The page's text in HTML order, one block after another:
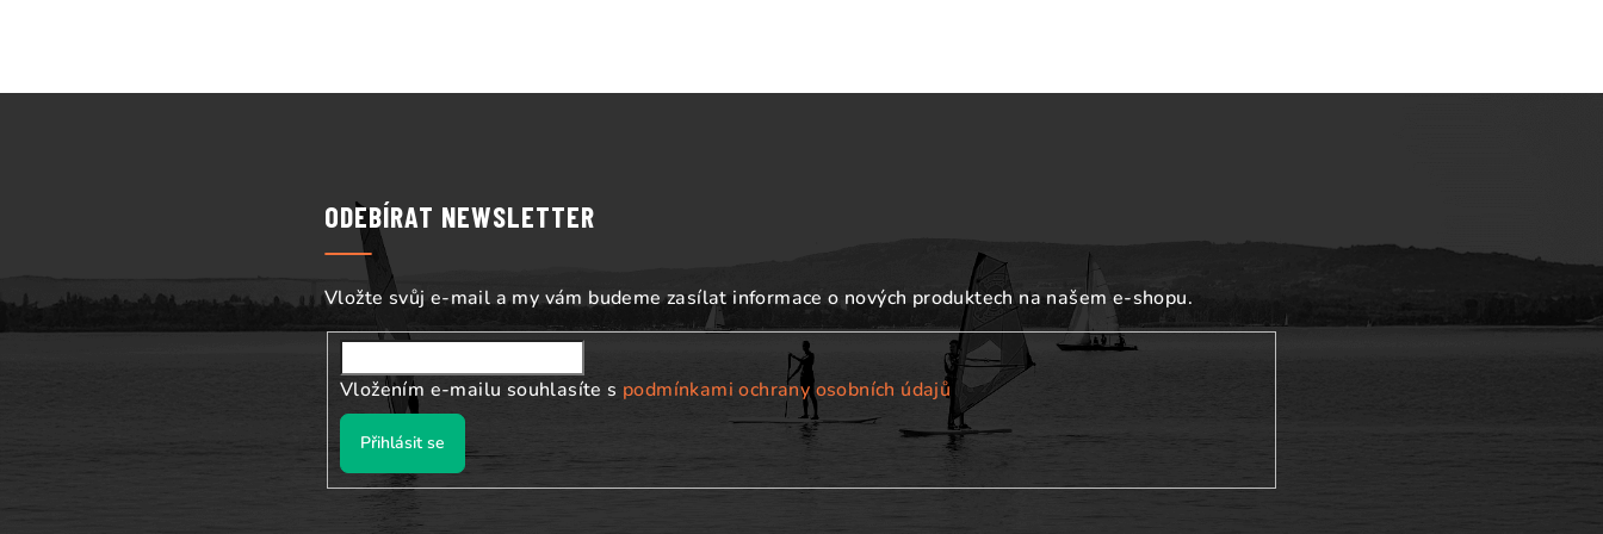
t
í
ODEBÍRAT NEWSLETTER
Vložte svůj e-mail a my vám budeme zasílat informace o nových produktech na našem e-shopu.
Vložením e-mailu souhlasíte s podmínkami ochrany osobních údajů
Přihlásit se